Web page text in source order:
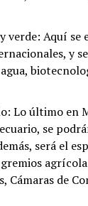
verde: Aquí se
y
Lo último en
se
será el
Cámaras de